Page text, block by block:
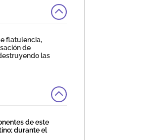
flatulencia,
de
las
de este
durante el